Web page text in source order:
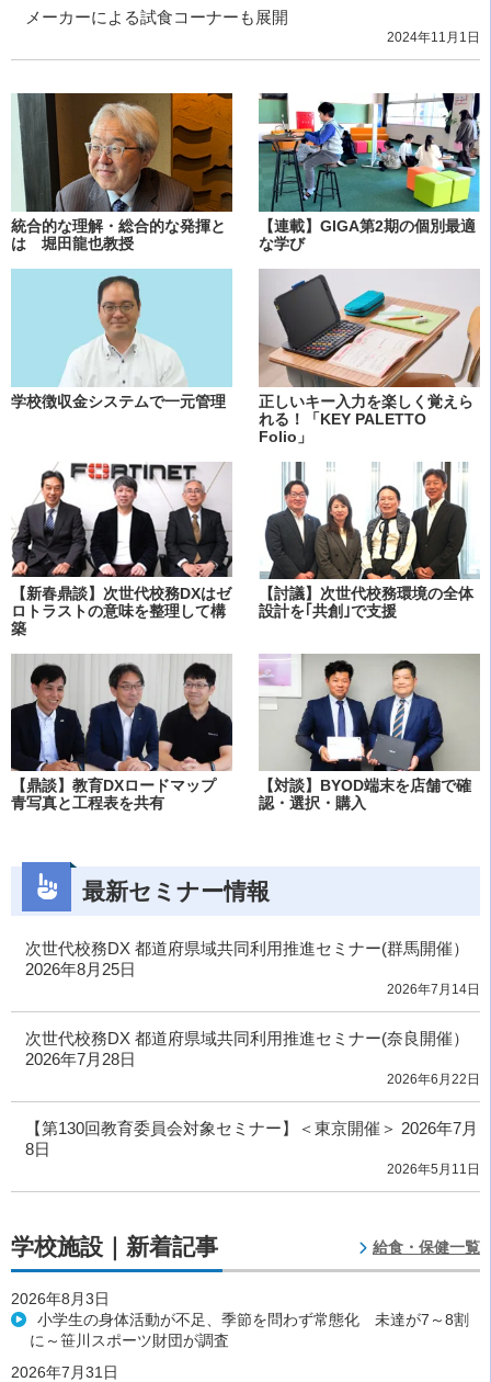
メーカーによる試食コーナーも展開
2024年11月1日
統合的な理解・総合的な発揮と
は 堀田龍也教授
【連載】GIGA第2期の個別最適
な学び
学校徴収金システムで一元管理
正しいキー入力を楽しく覚えら
れる！「KEY PALETTO
Folio」
【新春鼎談】次世代校務DXはゼ
ロトラストの意味を整理して構
築
【討議】次世代校務環境の全体
設計を｢共創｣で支援
【鼎談】教育DXロードマップ
青写真と工程表を共有
【対談】BYOD端末を店舗で確
認・選択・購入
最新セミナー情報
次世代校務DX 都道府県域共同利用推進セミナー(群馬開催）
2026年8月25日
2026年7月14日
次世代校務DX 都道府県域共同利用推進セミナー(奈良開催）
2026年7月28日
2026年6月22日
【第130回教育委員会対象セミナー】＜東京開催＞ 2026年7月
8日
2026年5月11日
学校施設｜新着記事 給食・保健一覧
2026年8月3日
小学生の身体活動が不足、季節を問わず常態化 未達が7～8割
に～笹川スポーツ財団が調査
2026年7月31日